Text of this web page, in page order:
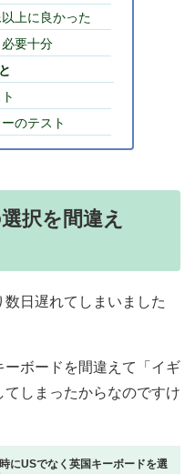
上に良かった
要十分
のテスト
択を間違え
日遅れてしまいました
ーボードを間違えて「イギ
しまったからなのですけ
にUSでなく英国キーボードを選